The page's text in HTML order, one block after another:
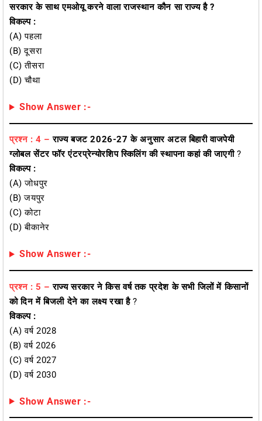
सरकार के साथ एमओयू करने वाला राजस्थान कौन सा राज्य है ?
विकल्प :
(A) पहला
(B) दूसरा
(C) तीसरा
(D) चौथा
Show Answer :-
प्रश्न : 4 – राज्य बजट 2026-27 के अनुसार अटल बिहारी वाजपेयी
ग्लोबल सेंटर फॉर एंटरप्रेन्योरशिप स्किलिंग की स्थापना कहां की जाएगी?
विकल्प :
(A) जोधपुर
(B) जयपुर
(C) कोटा
(D) बीकानेर
Show Answer :-
प्रश्न : 5 – राज्य सरकार ने किस वर्ष तक प्रदेश के सभी जिलों में किसानों
को दिन में बिजली देने का लक्ष्य रखा है?
विकल्प :
(A) वर्ष 2028
(B) वर्ष 2026
(C) वर्ष 2027
(D) वर्ष 2030
Show Answer :-